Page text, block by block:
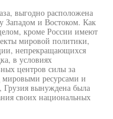
выгодно расположена
Западом и Востоком. Как
кроме России имеют
мировой политики,
непрекращающихся
в условиях
центров силы за
мировыми ресурсами и
Грузия вынуждена была
своих национальных